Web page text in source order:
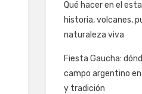
Qué hacer en el
historia, volcanes,
naturaleza viva
Fiesta Gaucha:
campo argentino
y tradición